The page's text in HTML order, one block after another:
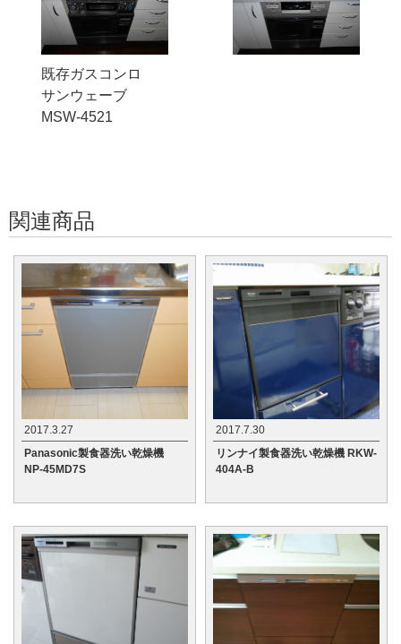
既存ガスコンロ
サンウェーブ
MSW-4521
関連商品
2017.3.27
Panasonic製食器洗い乾燥機
NP-45MD7S
2017.7.30
リンナイ製食器洗い乾燥機 RKW-
404A-B